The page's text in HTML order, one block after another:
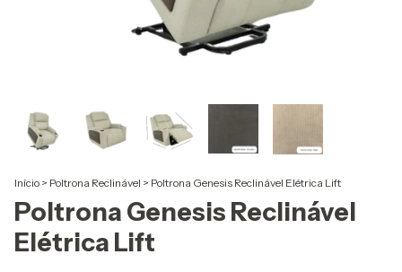
Início > Poltrona Reclinável > Poltrona Genesis Reclinável Elétrica Lift
Poltrona Genesis Reclinável
Elétrica Lift